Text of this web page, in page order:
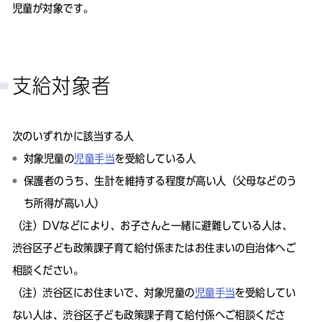
児童が対象です。
支給対象者
次のいずれかに該当する人
対象児童の児童手当を受給している人
保護者のうち、生計を維持する程度が高い人（父母などのう
ち所得が高い人）
（注）
DVなどにより、お子さんと一緒に避難している人は、
渋谷区子ども政策課子育て給付係またはお住まいの自治体へご
相談ください。
（注）渋谷区にお住まいで、対象児童の児童手当を受給してい
ない人は、渋谷区子ども政策課子育て給付係へご相談くださ